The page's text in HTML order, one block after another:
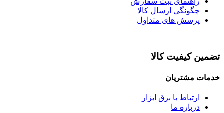
چگونگی ارسال کالا
پرسش های متداول
تضمین کیفیت کالا
خدمات مشتریان
ارتباط با برق ابزار
درباره ما